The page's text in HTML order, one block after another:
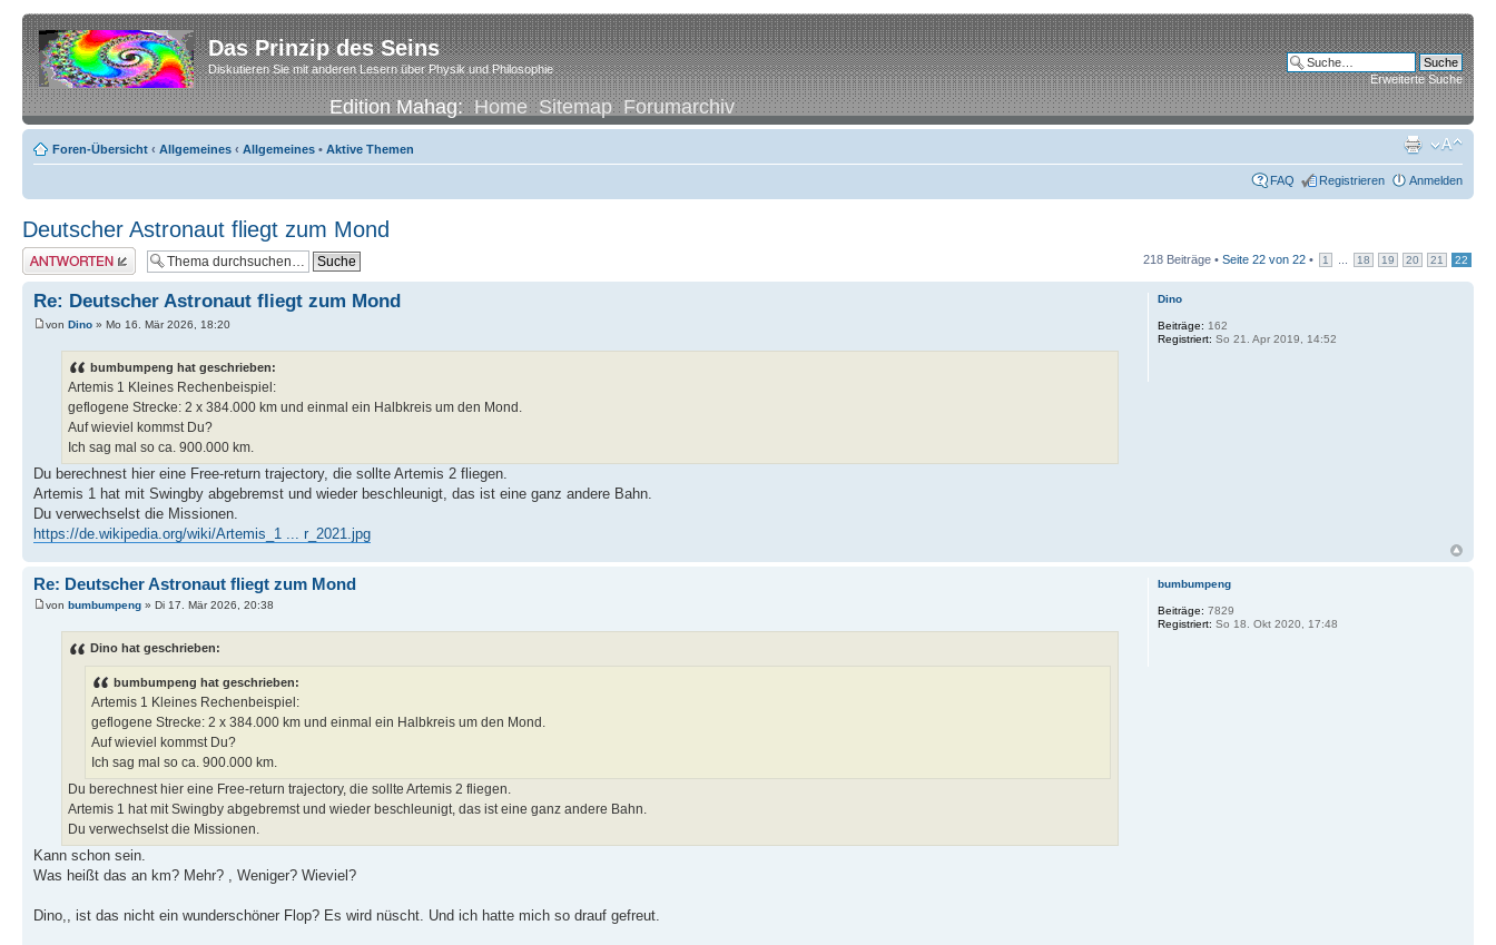
Das Prinzip des Seins
Diskutieren Sie mit anderen Lesern über Physik und Philosophie
Edition Mahag:Home Sitemap Forumarchiv
Erweiterte Suche
Foren-Übersicht ‹ Allgemeines ‹ Allgemeines • Aktive Themen
FAQ Registrieren Anmelden
Deutscher Astronaut fliegt zum Mond
Antwort erstellen 218 Beiträge • Seite 22 von 22 • 1 18 19 20 21 22
Re: Deutscher Astronaut fliegt zum Mond
von Dino » Mo 16. Mär 2026, 18:20
bumbumpeng hat geschrieben:
Artemis 1 Kleines Rechenbeispiel:
geflogene Strecke: 2 x 384.000 km und einmal ein Halbkreis um den Mond.
Auf wieviel kommst Du?
Ich sag mal so ca. 900.000 km.
Du berechnest hier eine Free-return trajectory, die sollte Artemis 2 fliegen.
Artemis 1 hat mit Swingby abgebremst und wieder beschleunigt, das ist eine ganz andere Bahn.
Du verwechselst die Missionen.
https://de.wikipedia.org/wiki/Artemis_1 ... r_2021.jpg
Dino
Beiträge: 162
Registriert: So 21. Apr 2019, 14:52
Re: Deutscher Astronaut fliegt zum Mond
von bumbumpeng » Di 17. Mär 2026, 20:38
Dino hat geschrieben:
bumbumpeng hat geschrieben:
Artemis 1 Kleines Rechenbeispiel:
geflogene Strecke: 2 x 384.000 km und einmal ein Halbkreis um den Mond.
Auf wieviel kommst Du?
Ich sag mal so ca. 900.000 km.
Du berechnest hier eine Free-return trajectory, die sollte Artemis 2 fliegen.
Artemis 1 hat mit Swingby abgebremst und wieder beschleunigt, das ist eine ganz andere Bahn.
Du verwechselst die Missionen.
Kann schon sein.
Was heißt das an km? Mehr? , Weniger? Wieviel?
Dino,, ist das nicht ein wunderschöner Flop? Es wird nüscht. Und ich hatte mich so drauf gefreut.
bumbumpeng
Beiträge: 7829
Registriert: So 18. Okt 2020, 17:48